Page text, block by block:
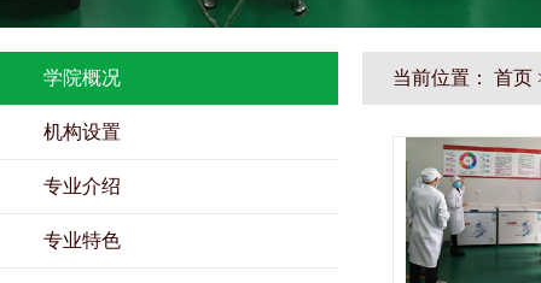
学院概况
机构设置
专业介绍
专业特色
当前位置： 首页